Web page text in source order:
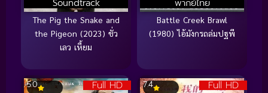
Soundtrack
The Pig the Snake and
the Pigeon (2023) ชั่ว
เลว เหี้ยม
พากย์ไทย
Battle Creek Brawl
(1980) ไอ้มังกรถล่มปฐพี
Full HD
5.0 Full HD
7.4